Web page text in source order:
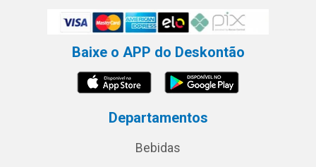
Baixe o APP do Deskontão
Departamentos
Bebidas